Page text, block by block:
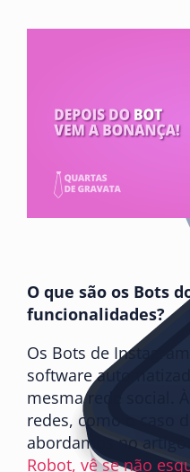
O que são os Bots
funcionalidades?
Os Bots de
software
mesma rede social.
redes, como o caso
abordamos no artigo
Robot, vê se não